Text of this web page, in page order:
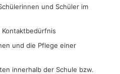
und Schüler im
Kontaktbedürfnis
und die Pflege einer
innerhalb der Schule bzw.